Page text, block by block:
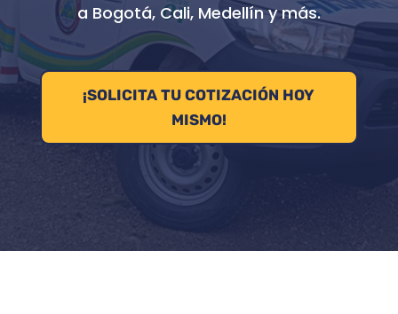
a Bogotá, Cali, Medellín y más.
¡SOLICITA TU COTIZACIÓN HOY
MISMO!